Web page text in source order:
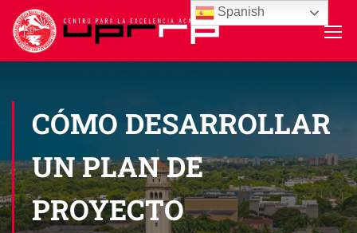
CÓMO DESARROLLAR
UN PLAN DE
PROYECTO
Spanish